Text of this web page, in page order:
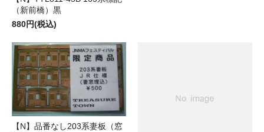
（新前橋）黒
880円(税込)
【N】品番なし203系妻板（窓